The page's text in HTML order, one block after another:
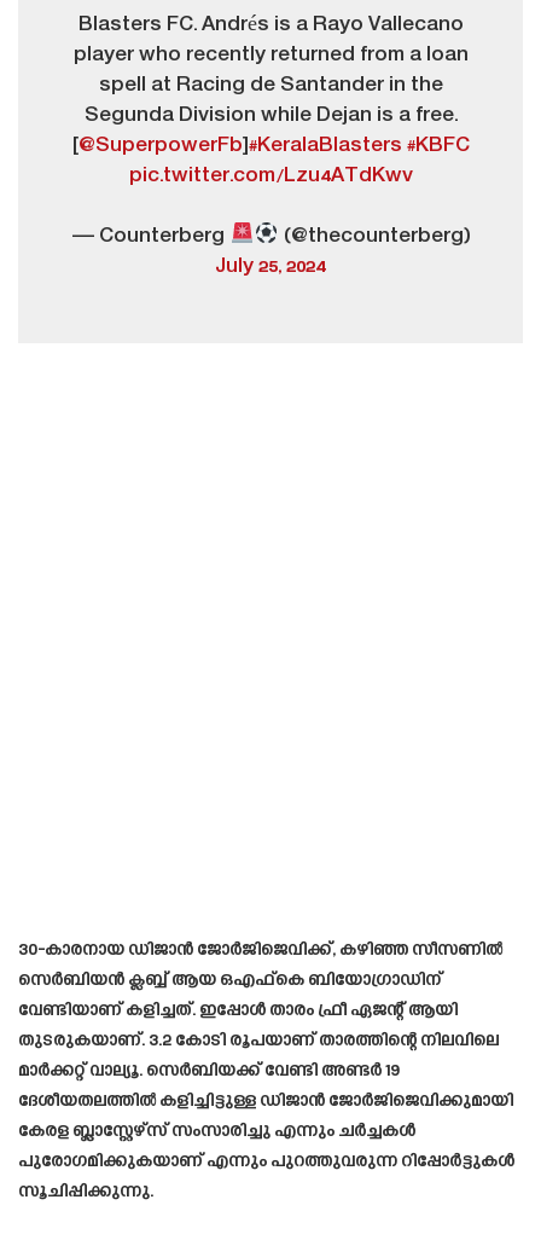
Blasters FC. Andrés is a Rayo Vallecano
player who recently returned from a loan
spell at Racing de Santander in the
Segunda Division while Dejan is a free.
[@SuperpowerFb]#KeralaBlasters #KBFC
pic.twitter.com/Lzu4ATdKwv
— Counterberg
(@thecounterberg)
July 25, 2024
30-കാരനായ ഡിജാൻ ജോർജിജെവിക്ക്, കഴിഞ്ഞ സീസണിൽ
സെർബിയൻ ക്ലബ്ബ് ആയ ഒഎഫ്കെ ബിയോഗ്രാഡിന്
വേണ്ടിയാണ് കളിച്ചത്. ഇപ്പോൾ താരം ഫ്രീ ഏജന്റ് ആയി
തുടരുകയാണ്. 3.2 കോടി രൂപയാണ് താരത്തിന്റെ നിലവിലെ
മാർക്കറ്റ് വാല്യൂ. സെർബിയക്ക് വേണ്ടി അണ്ടർ 19
ദേശീയതലത്തിൽ കളിച്ചിട്ടുള്ള ഡിജാൻ ജോർജിജെവിക്കുമായി
കേരള ബ്ലാസ്റ്റേഴ്സ് സംസാരിച്ചു എന്നും ചർച്ചകൾ
പുരോഗമിക്കുകയാണ് എന്നും പുറത്തുവരുന്ന റിപ്പോർട്ടുകൾ
സൂചിപ്പിക്കുന്നു.